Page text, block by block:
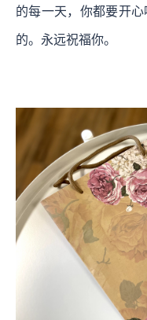
的每一天，你都要开
的。永远祝福你。